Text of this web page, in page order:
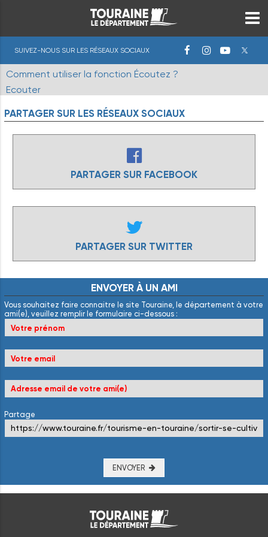
SUIVEZ-NOUS SUR LES RÉSEAUX SOCIAUX
Comment utiliser la fonction Écoutez ?
Ecouter
PARTAGER SUR LES RÉSEAUX SOCIAUX
PARTAGER SUR FACEBOOK
PARTAGER SUR TWITTER
ENVOYER À UN AMI
Vous souhaitez faire connaitre le site Touraine, le département à votre
ami(e), veuillez remplir le formulaire ci-dessous :
Partage
ENVOYER